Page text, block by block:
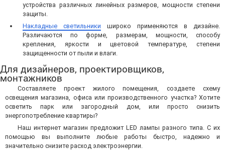
устройства различных линейных размеров, мощности степени
защиты.
Накладные светильники широко применяются в дизайне.
Различаются по форме, размерам, мощности, способу
крепления, яркости и цветовой температуре, степени
защищенности от пыли и влаги.
Для дизайнеров, проектировщиков,
монтажников
Составляете проект жилого помещения, создаете схему
освещения магазина, офиса или производственного участка? Хотите
осветить парк или загородный дом, или просто снизить
энергопотребление квартиры?
Наш интернет магазин предложит LED лампы разного типа. С их
помощью вы выполните любые работы быстро, надежно и
значительно снизите расход электроэнергии.